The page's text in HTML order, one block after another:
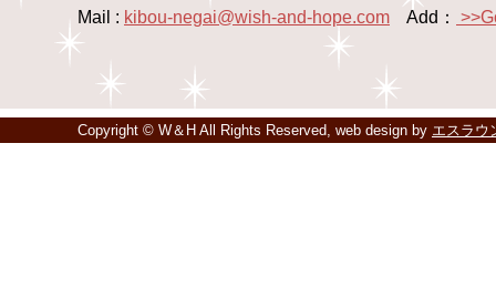
Mail : kibou-negai@wish-and-hope.com Add：
Copyright © W＆H All Rights Reserved, web design by エスラウ